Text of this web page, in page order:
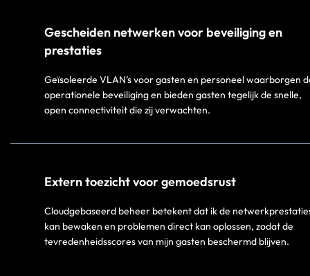
Gescheiden netwerken voor beveiliging en
prestaties​
Geïsoleerde VLAN’s voor gasten en personeel waarborgen
operationele beveiliging en bieden gasten tegelijk de snelle,
open connectiviteit die zij verwachten.​
Extern toezicht voor gemoedsrust​
Cloudgebaseerd beheer betekent dat ik de
kan bewaken en problemen direct kan oplossen, zodat de
tevredenheidsscores van mijn gasten beschermd blijven.​